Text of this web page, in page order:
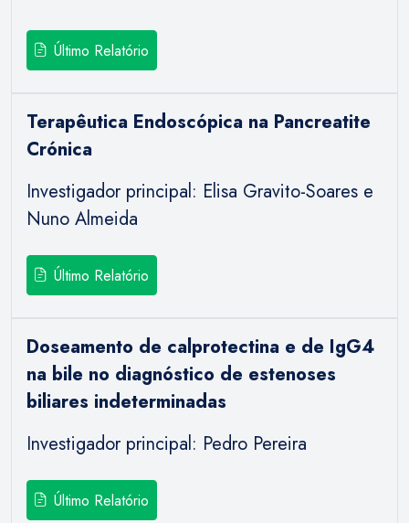
Último Relatório
Terapêutica Endoscópica na Pancreatite
Crónica
Investigador principal: Elisa Gravito-Soares e
Nuno Almeida
Último Relatório
Doseamento de calprotectina e de IgG4
na bile no diagnóstico de estenoses
biliares indeterminadas
Investigador principal: Pedro Pereira
Último Relatório